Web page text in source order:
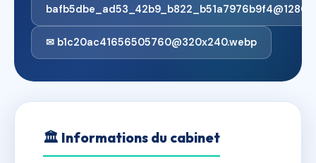
✉ b1c20ac41656505760@320x240.webp
🏛 Informations du cabinet